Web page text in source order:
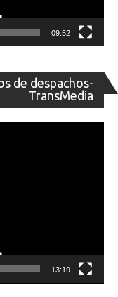
09:52
de despachos-
TransMedia
de
13:19